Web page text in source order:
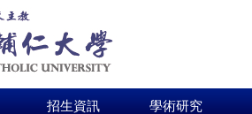
招生資訊 學術研究